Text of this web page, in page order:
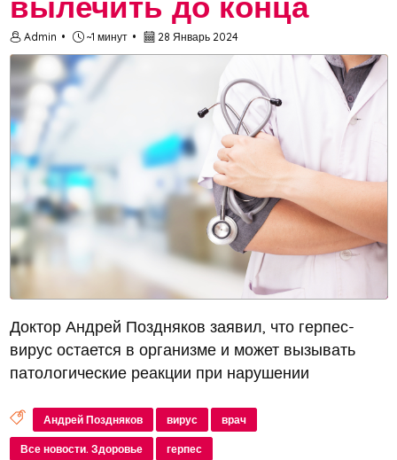
Admin ~1 минут 28 Январь 2024
Доктор Андрей Поздняков заявил, что герпес-
вирус остается в организме и может вызывать
патологические реакции при нарушении
которая может поражать кожу лица или половые
органы. Развитие герпеса может сопровож...
Андрей Поздняков вирус врач
Все новости. Здоровье герпес